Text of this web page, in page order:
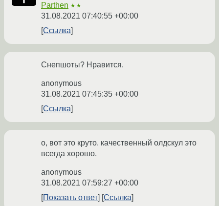
Parthen ★★
31.08.2021 07:40:55 +00:00
Ссылка
Снепшоты? Нравится.
anonymous
31.08.2021 07:45:35 +00:00
Ссылка
о, вот это круто. качественный олдскул это
всегда хорошо.
anonymous
31.08.2021 07:59:27 +00:00
Показать ответ
Ссылка